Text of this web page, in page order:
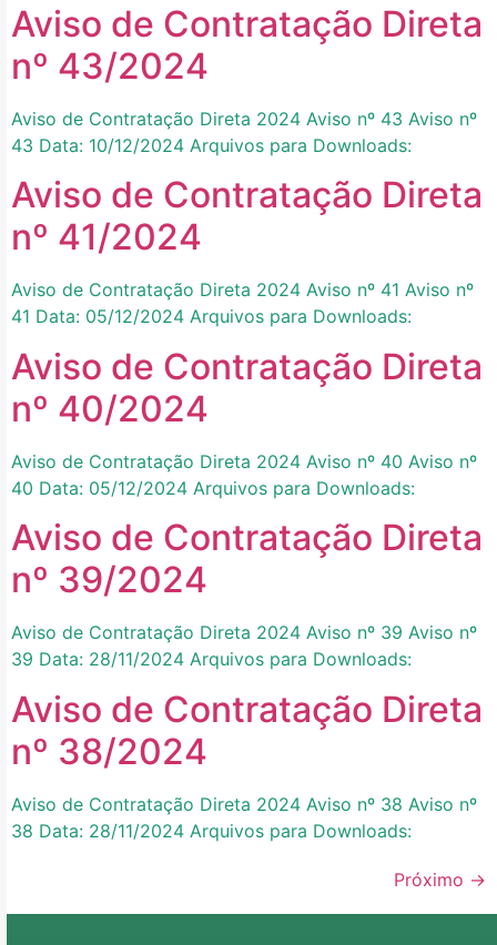
Aviso de Contratação Direta
nº 43/2024
Aviso de Contratação Direta 2024 Aviso nº 43 Aviso nº
43 Data: 10/12/2024 Arquivos para Downloads:
Aviso de Contratação Direta
nº 41/2024
Aviso de Contratação Direta 2024 Aviso nº 41 Aviso nº
41 Data: 05/12/2024 Arquivos para Downloads:
Aviso de Contratação Direta
nº 40/2024
Aviso de Contratação Direta 2024 Aviso nº 40 Aviso nº
40 Data: 05/12/2024 Arquivos para Downloads:
Aviso de Contratação Direta
nº 39/2024
Aviso de Contratação Direta 2024 Aviso nº 39 Aviso nº
39 Data: 28/11/2024 Arquivos para Downloads:
Aviso de Contratação Direta
nº 38/2024
Aviso de Contratação Direta 2024 Aviso nº 38 Aviso nº
38 Data: 28/11/2024 Arquivos para Downloads:
Próximo →